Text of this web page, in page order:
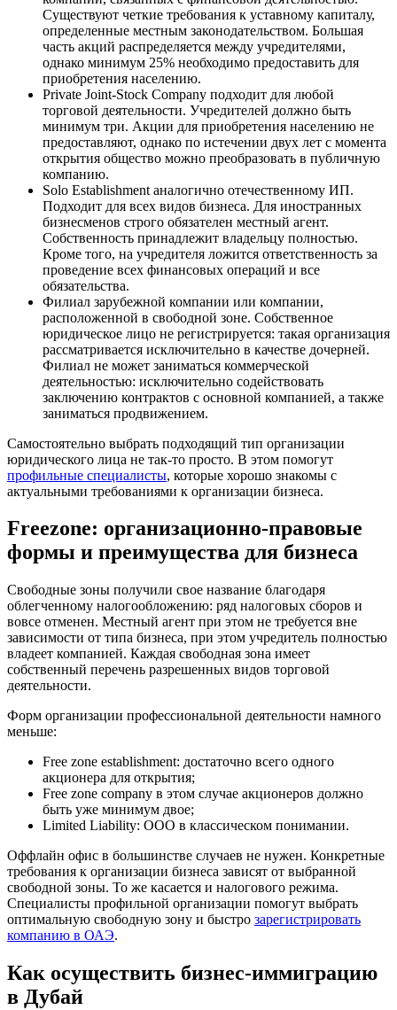
Существуют четкие требования к уставному капиталу,
определенные местным законодательством. Большая
часть акций распределяется между учредителями,
однако минимум 25% необходимо предоставить для
приобретения населению.
Private Joint-Stock Company подходит для любой
торговой деятельности. Учредителей должно быть
минимум три. Акции для приобретения населению не
предоставляют, однако по истечении двух лет с момента
открытия общество можно преобразовать в публичную
компанию.
Solo Establishment аналогично отечественному ИП.
Подходит для всех видов бизнеса. Для иностранных
бизнесменов строго обязателен местный агент.
Собственность принадлежит владельцу полностью.
Кроме того, на учредителя ложится ответственность за
проведение всех финансовых операций и все
обязательства.
Филиал зарубежной компании или компании,
расположенной в свободной зоне. Собственное
юридическое лицо не регистрируется: такая организация
рассматривается исключительно в качестве дочерней.
Филиал не может заниматься коммерческой
деятельностью: исключительно содействовать
заключению контрактов с основной компанией, а также
заниматься продвижением.
Самостоятельно выбрать подходящий тип организации
юридического лица не так-то просто. В этом помогут
профильные специалисты, которые хорошо знакомы с
актуальными требованиями к организации бизнеса.
Freezone: организационно-правовые
формы и преимущества для бизнеса
Свободные зоны получили свое название благодаря
облегченному налогообложению: ряд налоговых сборов и
вовсе отменен. Местный агент при этом не требуется вне
зависимости от типа бизнеса, при этом учредитель полностью
владеет компанией. Каждая свободная зона имеет
собственный перечень разрешенных видов торговой
деятельности.
Форм организации профессиональной деятельности намного
меньше:
Free zone establishment: достаточно всего одного
акционера для открытия;
Free zone company в этом случае акционеров должно
быть уже минимум двое;
Limited Liability: ООО в классическом понимании.
Оффлайн офис в большинстве случаев не нужен. Конкретные
требования к организации бизнеса зависят от выбранной
свободной зоны. То же касается и налогового режима.
Специалисты профильной организации помогут выбрать
оптимальную свободную зону и быстро зарегистрировать
компанию в ОАЭ.
Как осуществить бизнес-иммиграцию
в Дубай